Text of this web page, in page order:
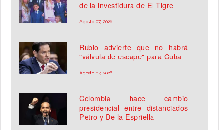
de la investidura de El Tigre
Agosto 07, 2026
Rubio advierte que no habrá
"válvula de escape" para Cuba
Agosto 07, 2026
Colombia hace cambio
presidencial entre distanciados
Petro y De la Espriella